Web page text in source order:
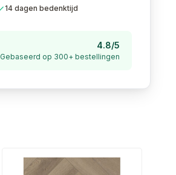
14 dagen bedenktijd
4.8/5
Gebaseerd op 300+ bestellingen